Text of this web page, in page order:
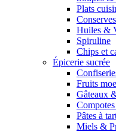
Plats
Huiles &
Spiruline
Chips et
Épicerie sucrée
Fruits
Gâteaux
Pâtes à
Miels &